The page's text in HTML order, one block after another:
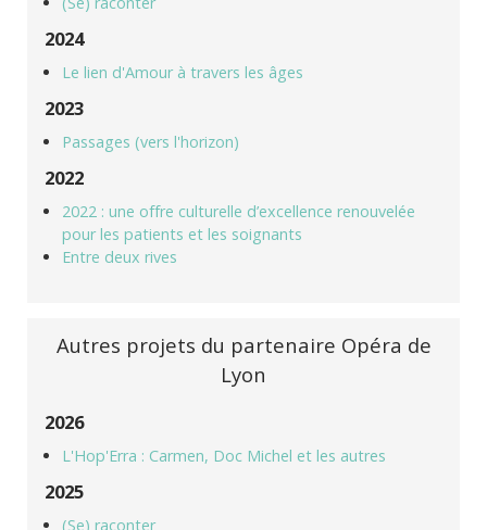
2024
Le lien d'Amour à travers les âges
2023
Passages (vers l'horizon)
2022
2022 : une offre culturelle d’excellence renouvelée
pour les patients et les soignants
Entre deux rives
Autres projets du partenaire Opéra de
Lyon
2026
L'Hop'Erra : Carmen, Doc Michel et les autres
2025
(Se) raconter